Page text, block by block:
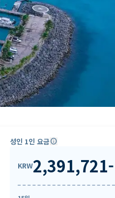
성인 1인 요금info
KRW2,391,721-